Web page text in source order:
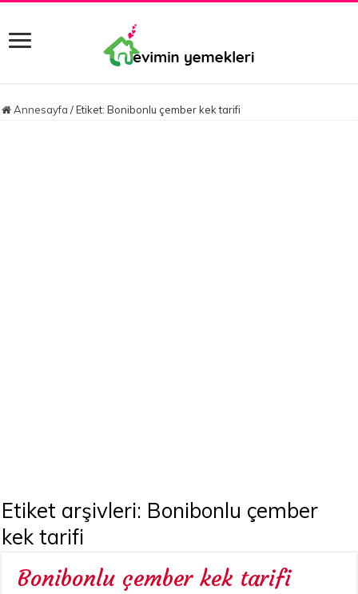
Annesayfa / Etiket:Bonibonlu çember kek tarifi
Etiket arşivleri: Bonibonlu çember
kek tarifi
Bonibonlu çember kek tarifi